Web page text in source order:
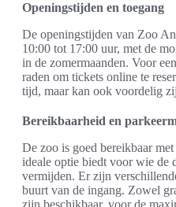
Openingstijden en toegang
De openingstijden van Zoo
10:00 tot 17:00 uur, met de
in de zomermaanden. Voor
raden om tickets online te
tijd, maar kan ook voordelig
Bereikbaarheid en
De zoo is goed bereikbaar
ideale optie biedt voor wie de
vermijden. Er zijn
buurt van de ingang. Zowel